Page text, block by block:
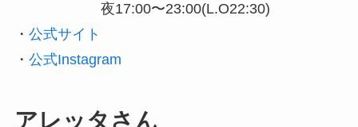
夜17:00〜23:00(L.O22:30)
・ 公式サイト
・ 公式Instagram
アレッタさん